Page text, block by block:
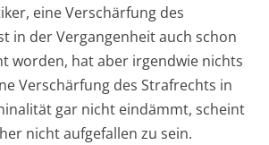
eine Verschärfung des
in der Vergangenheit auch schon
worden, hat aber irgendwie nichts
Verschärfung des Strafrechts in
gar nicht eindämmt, scheint
nicht aufgefallen zu sein.